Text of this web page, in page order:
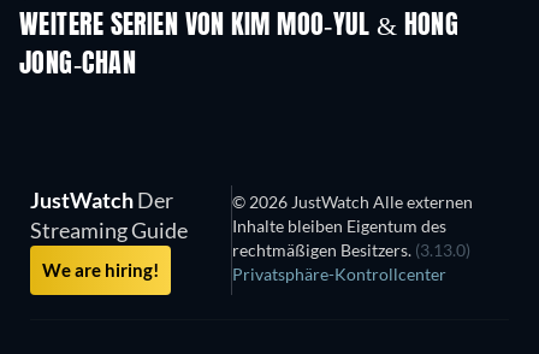
WEITERE SERIEN VON KIM MOO-YUL & HONG
JONG-CHAN
JustWatchDer
Streaming Guide
We are hiring!
© 2026 JustWatch Alle externen
Inhalte bleiben Eigentum des
rechtmäßigen Besitzers. (3.13.0)
Privatsphäre-Kontrollcenter